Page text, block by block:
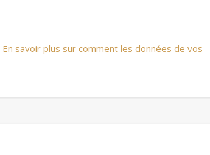
En savoir plus sur comment les données de vos